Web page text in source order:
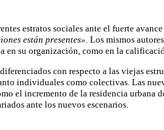
estratos sociales ante el fuerte
están presentes». Los mismos
en su organización, como en la
con respecto a las viejas
individuales como colectivas. Las
el incremento de la residencia urbana
ante los nuevos escenarios.